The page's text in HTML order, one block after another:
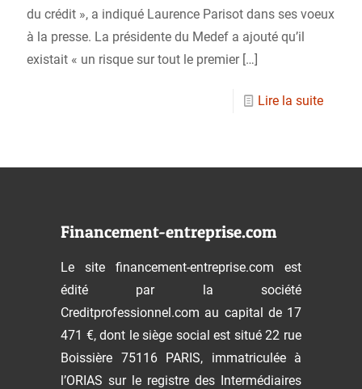
du crédit », a indiqué Laurence Parisot dans ses voeux
à la presse. La présidente du Medef a ajouté qu’il
existait « un risque sur tout le premier[…]
Lire la suite
Financement-entreprise.com
Le site financement-entreprise.com est
édité par la société
Creditprofessionnel.com au capital de 17
471 €, dont le siège social est situé 22 rue
Boissière 75116 PARIS, immatriculée à
l’ORIAS sur le registre des Intermédiaires